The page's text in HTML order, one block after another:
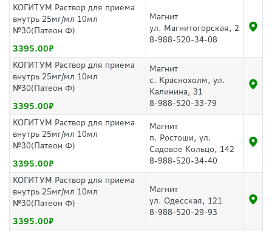
КОГИТУМ Раствор для приема
внутрь 25мг/мл 10мл
№30(Патеон Ф)
3395.00
Магнит
ул. Магнитогорская, 2
8-988-520-34-08
КОГИТУМ Раствор для приема
внутрь 25мг/мл 10мл
№30(Патеон Ф)
3395.00
Магнит
с. Краснохолм, ул.
Калинина, 31
8-988-520-33-79
КОГИТУМ Раствор для приема
внутрь 25мг/мл 10мл
№30(Патеон Ф)
3395.00
Магнит
п. Ростоши, ул.
Садовое Кольцо, 142
8-988-520-34-40
КОГИТУМ Раствор для приема
внутрь 25мг/мл 10мл
№30(Патеон Ф)
3395.00
Магнит
ул. Одесская, 121
8-988-520-29-93